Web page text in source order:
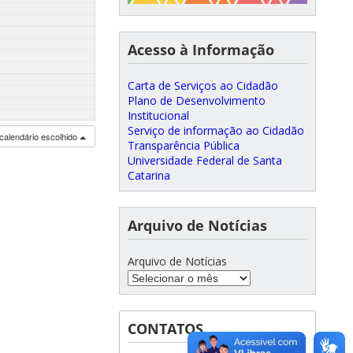
escolhido
Acesso à Informação
Carta de Serviços ao Cidadão
Plano de Desenvolvimento
Institucional
Serviço de informação ao Cidadão
Transparência Pública
Universidade Federal de Santa
Catarina
Arquivo de Notícias
Arquivo de Notícias
CONTATOS